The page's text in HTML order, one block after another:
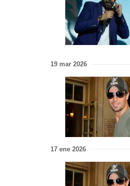
19 mar 2026
17 ene 2026